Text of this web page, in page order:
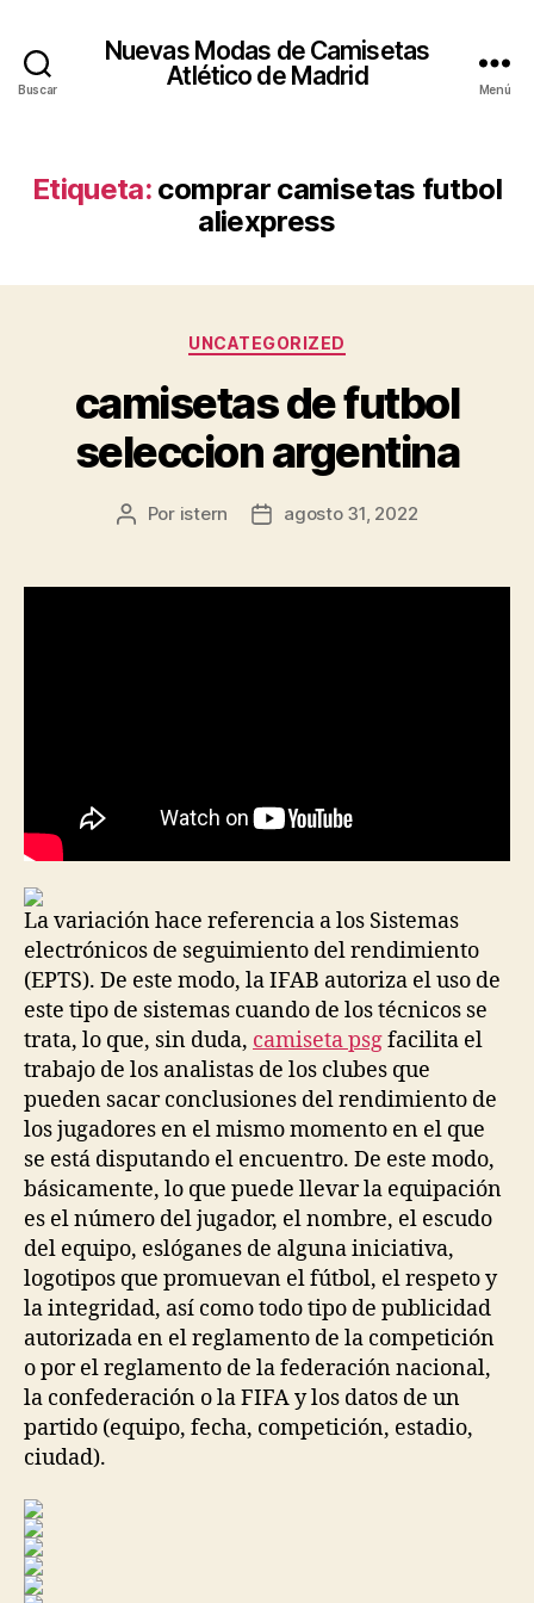
Buscar
Nuevas Modas de Camisetas
Atlético de Madrid
Menú
Etiqueta: comprar camisetas futbol
aliexpress
Categorías
UNCATEGORIZED
camisetas de futbol
seleccion argentina
Autor
entrada
Por istern
Fecha
entrada
agosto 31, 2022
La variación hace referencia a los Sistemas
electrónicos de seguimiento del rendimiento
(EPTS). De este modo, la IFAB autoriza el uso de
este tipo de sistemas cuando de los técnicos se
trata, lo que, sin duda, camiseta psgfacilita el
trabajo de los analistas de los clubes que
pueden sacar conclusiones del rendimiento de
los jugadores en el mismo momento en el que
se está disputando el encuentro. De este modo,
básicamente, lo que puede llevar la equipación
es el número del jugador, el nombre, el escudo
del equipo, eslóganes de alguna iniciativa,
logotipos que promuevan el fútbol, el respeto y
la integridad, así como todo tipo de publicidad
autorizada en el reglamento de la competición
o por el reglamento de la federación nacional,
la confederación o la FIFA y los datos de un
partido (equipo, fecha, competición, estadio,
ciudad).